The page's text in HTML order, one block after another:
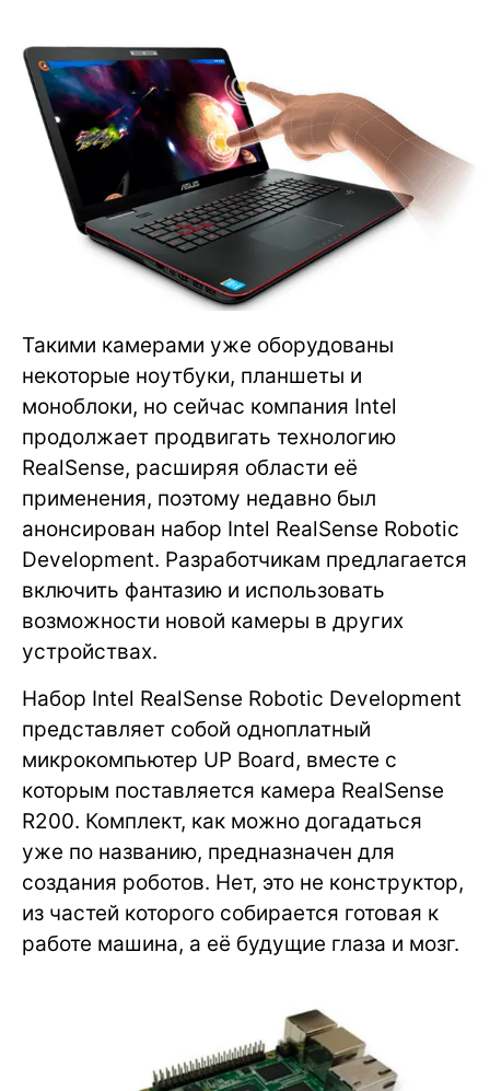
Такими камерами уже оборудованы
некоторые ноутбуки, планшеты и
моноблоки, но сейчас компания Intel
продолжает продвигать технологию
RealSense, расширяя области её
применения, поэтому недавно был
анонсирован набор Intel RealSense Robotic
Development. Разработчикам предлагается
включить фантазию и использовать
возможности новой камеры в других
устройствах.
Набор Intel RealSense Robotic Development
представляет собой одноплатный
микрокомпьютер UP Board, вместе с
которым поставляется камера RealSense
R200. Комплект, как можно догадаться
уже по названию, предназначен для
создания роботов. Нет, это не конструктор,
из частей которого собирается готовая к
работе машина, а её будущие глаза и мозг.